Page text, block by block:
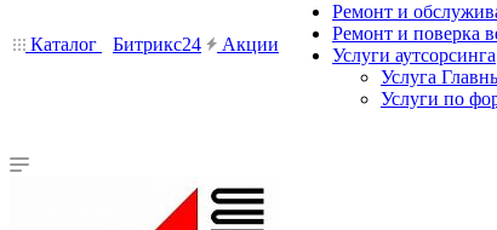
Каталог Битрикс24 Акции
Ремонт и
Ремонт и поверка
Услуги аутсорсинга
Услуга
Услуги по